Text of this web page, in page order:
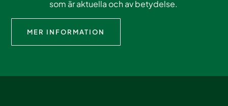
som är aktuella och av betydelse.
MER INFORMATION